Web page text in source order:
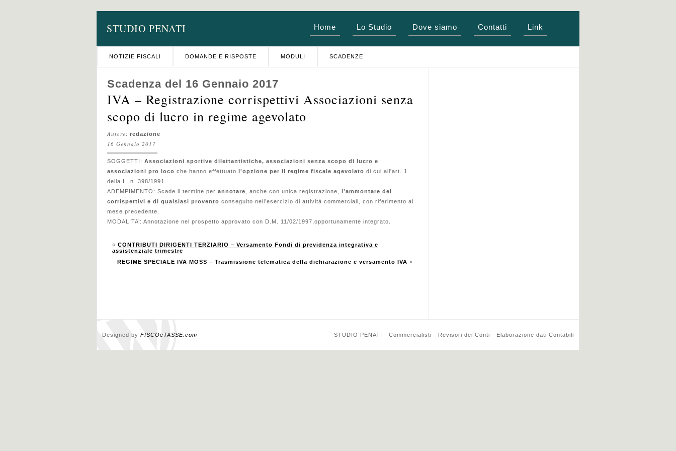
STUDIO PENATI Home Lo Studio Dove siamo Contatti Link
NOTIZIE FISCALI DOMANDE E RISPOSTE MODULI SCADENZE
Scadenza del 16 Gennaio 2017
IVA – Registrazione corrispettivi Associazioni senza
scopo di lucro in regime agevolato
Autore: redazione
16 Gennaio 2017
SOGGETTI: Associazioni sportive dilettantistiche, associazioni senza scopo di lucro e
associazioni pro loco che hanno effettuato l'opzione per il regime fiscale agevolato di cui all'art. 1
della L. n. 398/1991.
ADEMPIMENTO: Scade il termine per annotare , anche con unica registrazione,
l’ammontare dei
corrispettivi e di qualsiasi provento conseguito nell’esercizio di attività commerciali, con riferimento al
mese precedente.
MODALITA’: Annotazione nel prospetto approvato con D.M. 11/02/1997,opportunamente integrato.
« CONTRIBUTI DIRIGENTI TERZIARIO – Versamento Fondi di previdenza integrativa e
assistenziale trimestre
REGIME SPECIALE IVA MOSS – Trasmissione telematica della dichiarazione e versamento IVA »
Designed by FISCOeTASSE.com STUDIO PENATI - Commercialisti - Revisori dei Conti - Elaborazione dati Contabili